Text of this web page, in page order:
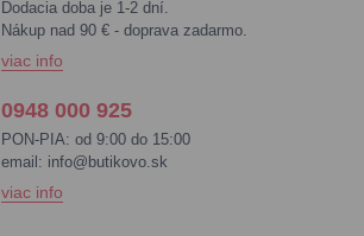
Dodacia doba je 1-2 dní.
Nákup nad 90 € - doprava zadarmo.
viac info
0948 000 925
PON-PIA: od 9:00 do 15:00
email: info@butikovo.sk
viac info